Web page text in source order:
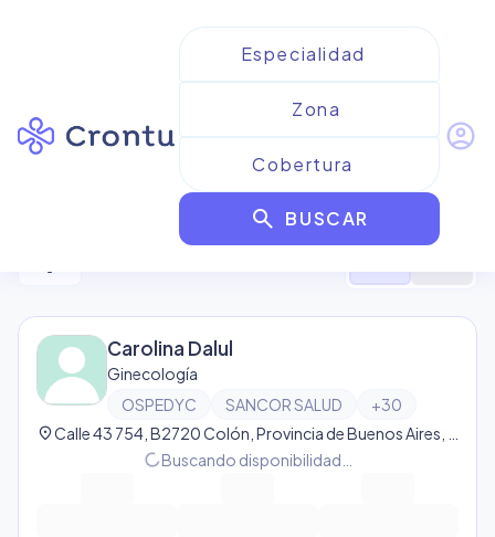
search BUSCAR
account_circle
Resultados paraOSPEDYC
filter_alt
Carolina Dalul
Ginecología
OSPEDYC
SANCOR SALUD +30
location_on
progress_activityBuscando disponibilidad…